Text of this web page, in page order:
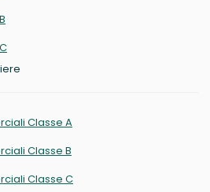
Classe A
Classe B
Classe C